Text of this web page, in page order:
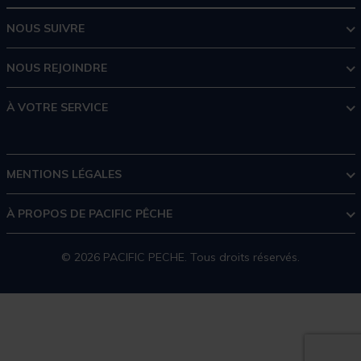
NOUS SUIVRE
NOUS REJOINDRE
À VOTRE SERVICE
MENTIONS LÉGALES
À PROPOS DE PACIFIC PÊCHE
© 2026 PACIFIC PECHE. Tous droits réservés.